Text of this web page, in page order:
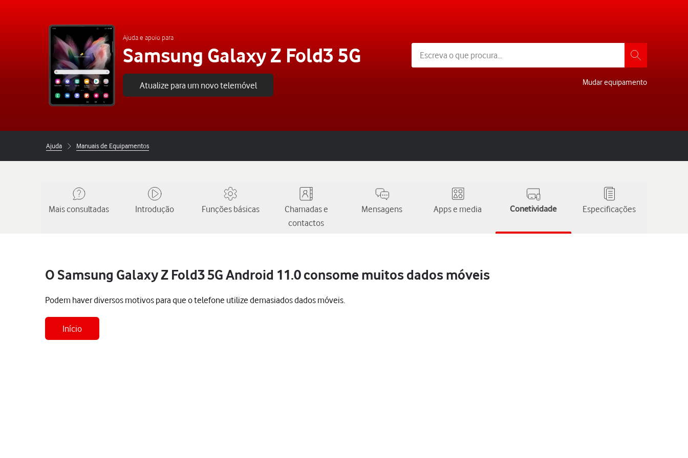
Ajuda e apoio para
Samsung Galaxy Z Fold3 5G
Atualize para um novo telemóvel Mudar equipamento
Ajuda Manuais de Equipamentos
Mais consultadas Introdução Funções básicas
Chamadas e
contactos
Mensagens Apps e media Conetividade Especificações
O Samsung Galaxy Z Fold3 5G Android 11.0 consome muitos dados móveis
Podem haver diversos motivos para que o telefone utilize demasiados dados móveis.
Início